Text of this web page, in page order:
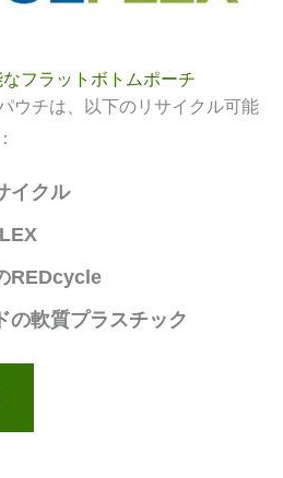
フラットボトムポーチ
ウチは、以下のリサイクル可能
イクル
REDcycle
の軟質プラスチック